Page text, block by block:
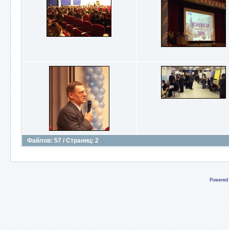
Файлов: 57 / Страниц: 2